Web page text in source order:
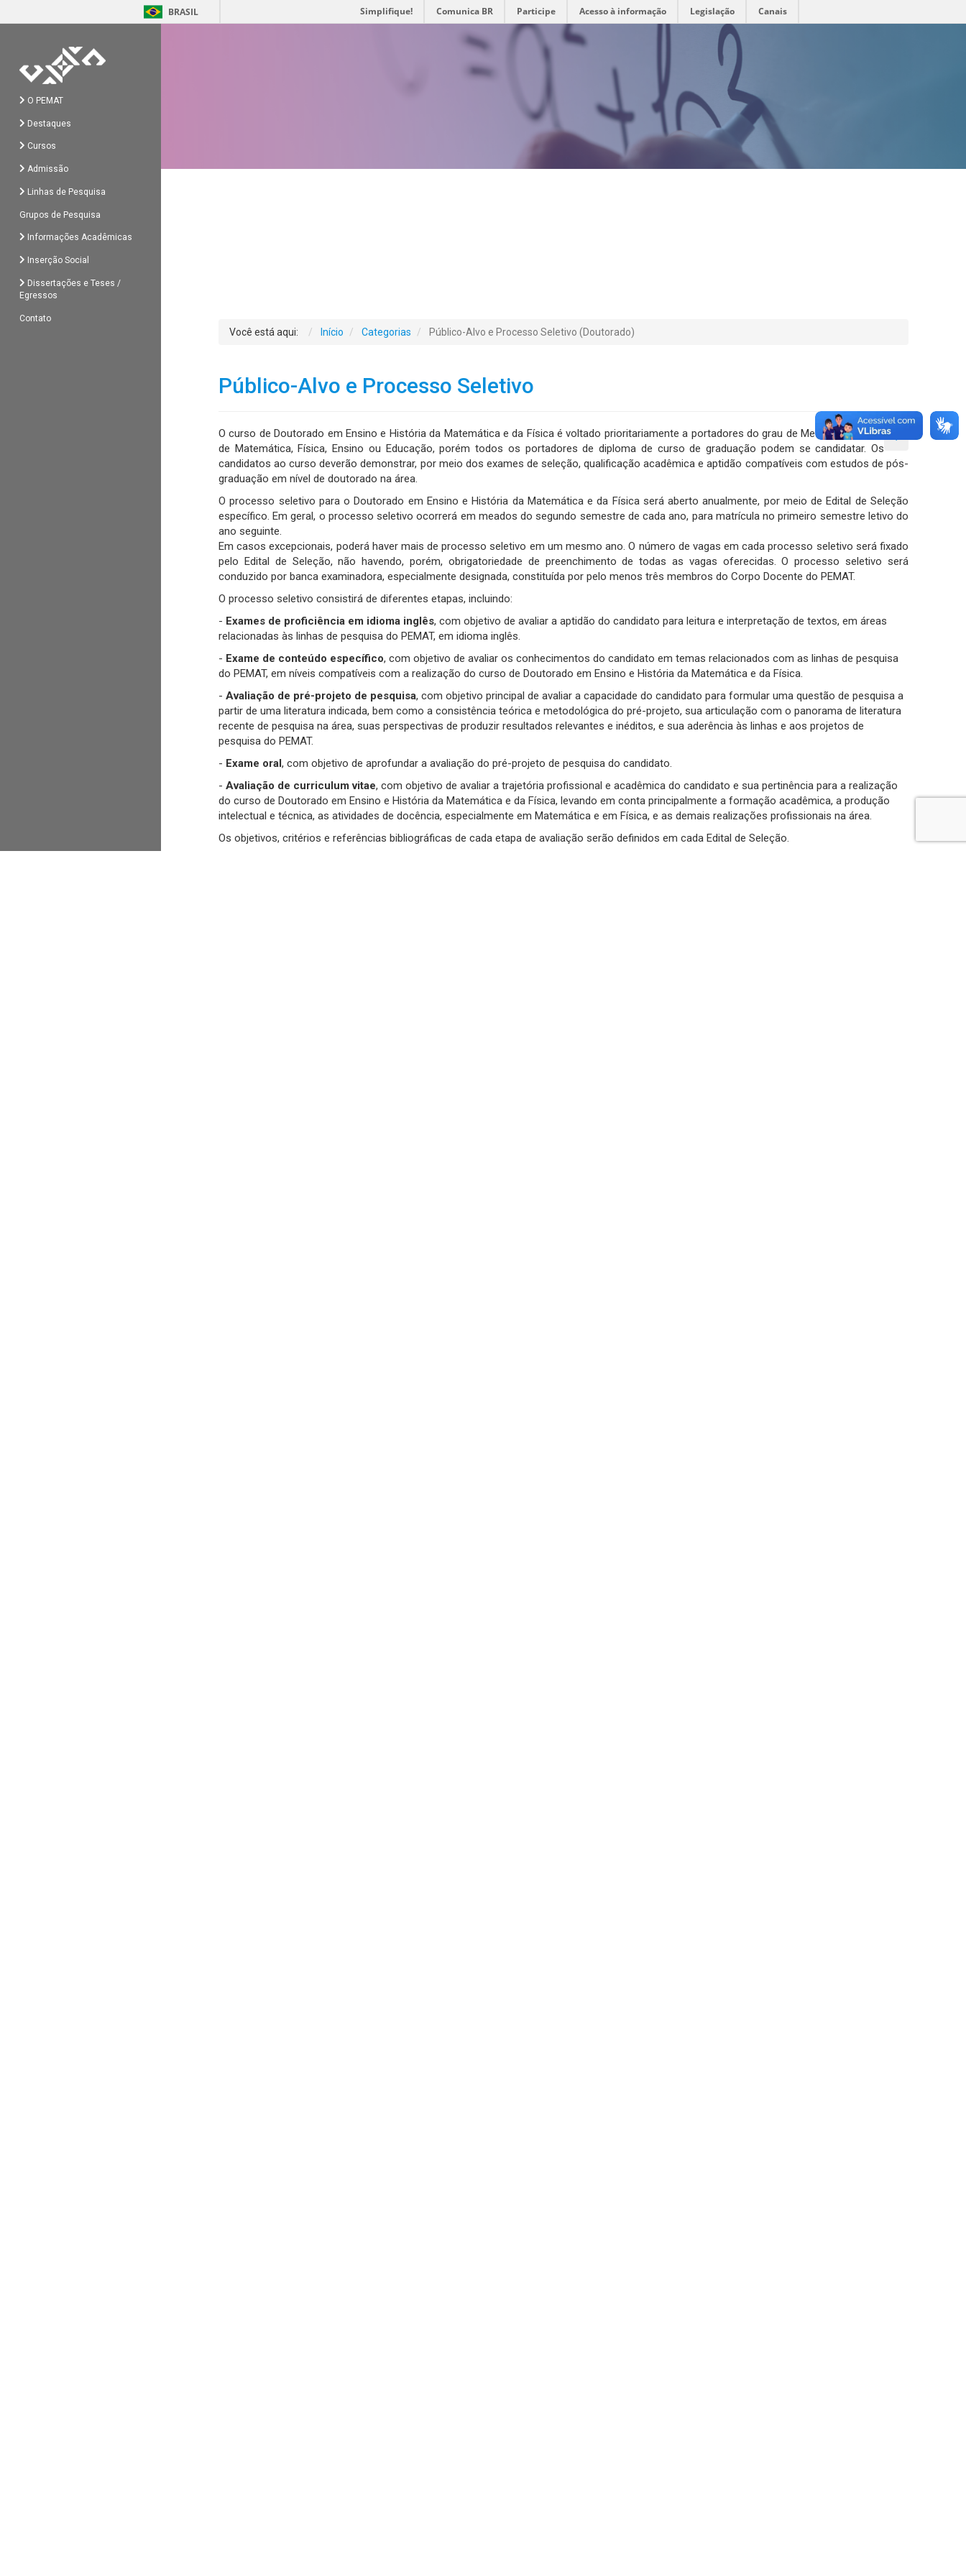
BRASIL Simplifique! Comunica BR Participe Acesso à informação Legislação Canais
O PEMAT
Destaques
Cursos
Admissão
Linhas de Pesquisa
Grupos de Pesquisa
Informações Acadêmicas
Inserção Social
Dissertações e Teses /
Egressos
Contato
Você está aqui: Início Categorias Público-Alvo e Processo Seletivo (Doutorado)
Público-Alvo e Processo Seletivo
O curso de Doutorado em Ensino e História da Matemática e da Física é voltado prioritariamente a portadores do grau de Mestre nas áreas
de Matemática, Física, Ensino ou Educação, porém todos os portadores de diploma de curso de graduação podem se candidatar. Os
candidatos ao curso deverão demonstrar, por meio dos exames de seleção, qualificação acadêmica e aptidão compatíveis com estudos de pós-
graduação em nível de doutorado na área.
O processo seletivo para o Doutorado em Ensino e História da Matemática e da Física será aberto anualmente, por meio de Edital de Seleção
específico. Em geral, o processo seletivo ocorrerá em meados do segundo semestre de cada ano, para matrícula no primeiro semestre letivo do
ano seguinte.
Em casos excepcionais, poderá haver mais de processo seletivo em um mesmo ano. O número de vagas em cada processo seletivo será fixado
pelo Edital de Seleção, não havendo, porém, obrigatoriedade de preenchimento de todas as vagas oferecidas. O processo seletivo será
conduzido por banca examinadora, especialmente designada, constituída por pelo menos três membros do Corpo Docente do PEMAT.
O processo seletivo consistirá de diferentes etapas, incluindo:
- Exames de proficiência em idioma inglês, com objetivo de avaliar a aptidão do candidato para leitura e interpretação de textos, em áreas
relacionadas às linhas de pesquisa do PEMAT, em idioma inglês.
- Exame de conteúdo específico, com objetivo de avaliar os conhecimentos do candidato em temas relacionados com as linhas de pesquisa
do PEMAT, em níveis compatíveis com a realização do curso de Doutorado em Ensino e História da Matemática e da Física.
- Avaliação de pré-projeto de pesquisa, com objetivo principal de avaliar a capacidade do candidato para formular uma questão de pesquisa a
partir de uma literatura indicada, bem como a consistência teórica e metodológica do pré-projeto, sua articulação com o panorama de literatura
recente de pesquisa na área, suas perspectivas de produzir resultados relevantes e inéditos, e sua aderência às linhas e aos projetos de
pesquisa do PEMAT.
- Exame oral, com objetivo de aprofundar a avaliação do pré-projeto de pesquisa do candidato.
- Avaliação de curriculum vitae, com objetivo de avaliar a trajetória profissional e acadêmica do candidato e sua pertinência para a realização
do curso de Doutorado em Ensino e História da Matemática e da Física, levando em conta principalmente a formação acadêmica, a produção
intelectual e técnica, as atividades de docência, especialmente em Matemática e em Física, e as demais realizações profissionais na área.
Os objetivos, critérios e referências bibliográficas de cada etapa de avaliação serão definidos em cada Edital de Seleção.